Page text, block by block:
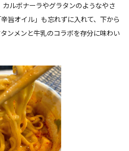
ルボナーラやグラタンのようなやさ
旨オイル」も忘れずに入れて、下から
ンメンと牛乳のコラボを存分に味わい